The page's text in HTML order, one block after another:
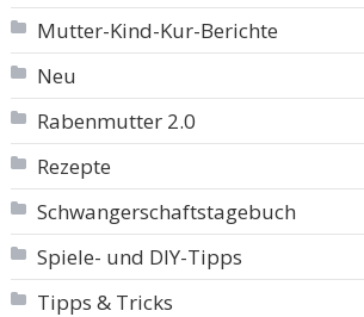
Mutter-Kind-Kur-Berichte
Neu
Rabenmutter 2.0
Rezepte
Schwangerschaftstagebuch
Spiele- und DIY-Tipps
Tipps & Tricks